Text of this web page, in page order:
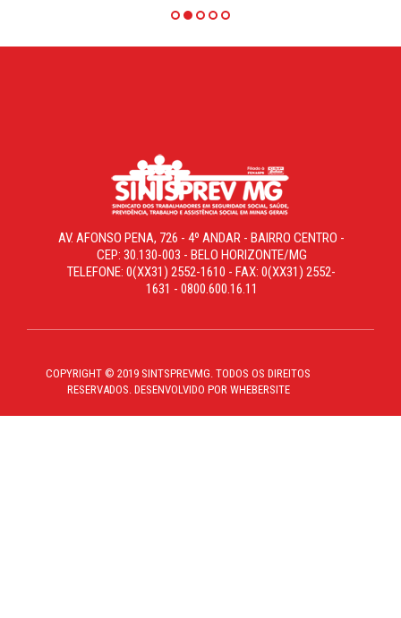
AV. AFONSO PENA, 726 - 4º ANDAR - BAIRRO CENTRO -
CEP: 30.130-003 - BELO HORIZONTE/MG
TELEFONE: 0(XX31) 2552-1610 - FAX: 0(XX31) 2552-
1631 - 0800.600.16.11
COPYRIGHT © 2019 SINTSPREVMG. TODOS OS DIREITOS
RESERVADOS. DESENVOLVIDO POR WHEBERSITE